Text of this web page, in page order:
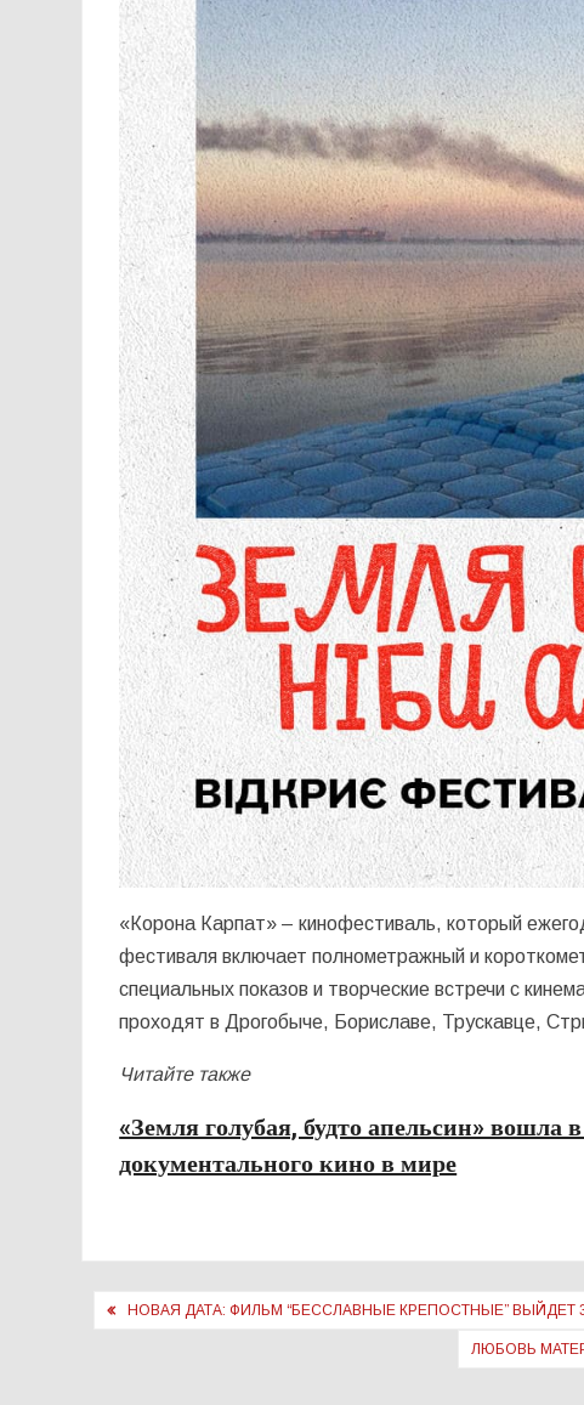
«Корона Карпат» – кинофестиваль, который
фестиваля включает полнометражный и
специальных показов и творческие встречи с
проходят в Дрогобыче, Бориславе, Трускавце,
Читайте также
«Земля голубая, будто апельсин»
документального кино в мире
Навигация
НОВАЯ ДАТА: ФИЛЬМ “БЕССЛАВНЫЕ КРЕПОСТНЫЕ” ВЫЙДЕТ
ЛЮБОВЬ